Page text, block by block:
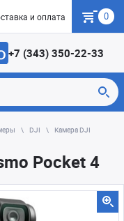
и оплата Гарантия
0
+7 (343) 350-22-33
DJI
Камера DJI
Pocket 4